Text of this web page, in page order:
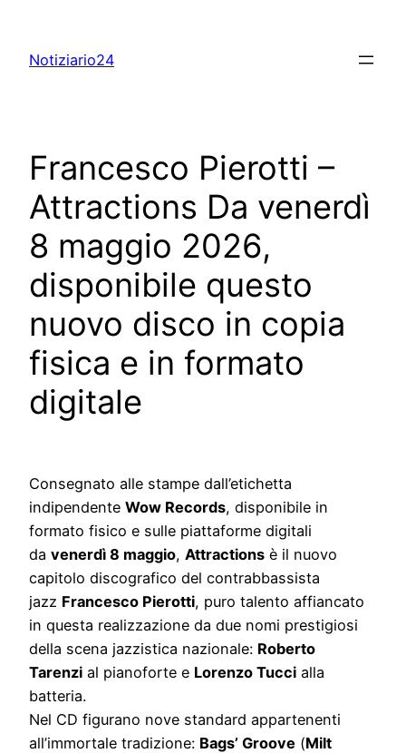
content
Notiziario24
Francesco Pierotti –
Attractions Da venerdì
8 maggio 2026,
disponibile questo
nuovo disco in copia
fisica e in formato
digitale
Consegnato alle stampe dall’etichetta
indipendente Wow Records, disponibile in
formato fisico e sulle piattaforme digitali
da venerdì 8 maggio, Attractions è il nuovo
capitolo discografico del contrabbassista
jazz Francesco Pierotti, puro talento affiancato
in questa realizzazione da due nomi prestigiosi
della scena jazzistica nazionale: Roberto
Tarenzi al pianoforte e Lorenzo Tucci alla
batteria.
Nel CD figurano nove standard appartenenti
all’immortale tradizione: Bags’ Groove (Milt